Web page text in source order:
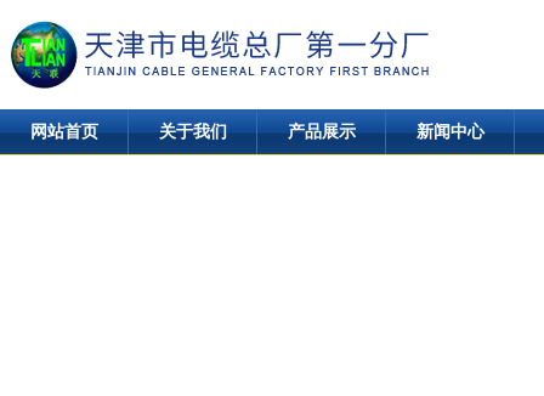
网站首页 关于我们 产品展示 新闻中心